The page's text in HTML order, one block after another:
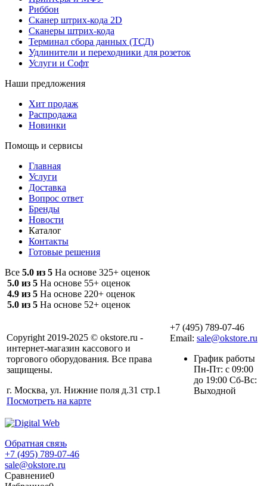
Риббон
Сканер штрих-кода 2D
Сканеры штрих-кода
Терминал сбора данных (ТСД)
Удлинители и переходники для розеток
Услуги и Софт
Наши предложения
Хит продаж
Распродажа
Новинки
Помощь и сервисы
Главная
Услуги
Доставка
Вопрос ответ
Бренды
Новости
Каталог
Контакты
Готовые решения
Все 5.0 из 5 На основе 325+ оценок
5.0 из 5 На основе 55+ оценок
4.9 из 5 На основе 220+ оценок
5.0 из 5 На основе 52+ оценок
Copyright 2019-2025 © okstore.ru -
интернет-магазин кассового и
торгового оборудования. Все права
защищены.
г. Москва, ул. Нижние поля д.31 стр.1
Посмотреть на карте
+7 (495) 789-07-46
Email: sale@okstore.ru
График работы
Пн-Пт: с 09:00
до 19:00 Сб-Вс:
Выходной
Обратная связь
+7 (495) 789-07-46
sale@okstore.ru
Сравнение0